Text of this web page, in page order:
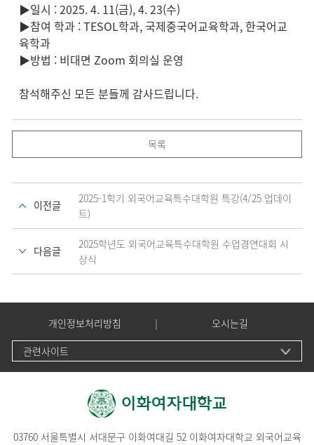
▶일시 : 2025. 4. 11(금), 4. 23(수)
▶참여 학과 : TESOL학과, 국제중국어교육학과, 한국어교
육학과
▶방법 : 비대면 Zoom 회의실 운영
참석해주신 모든 분들께 감사드립니다.
목록
이전글
2025-1학기 외국어교육특수대학원 특강(4/25 업데이
트)
다음글
2025학년도 외국어교육특수대학원 수업경연대회 시
상식
개인정보처리방침
오시는길
관련사이트
03760 서울특별시 서대문구 이화여대길 52 이화여자대학교 외국어교육